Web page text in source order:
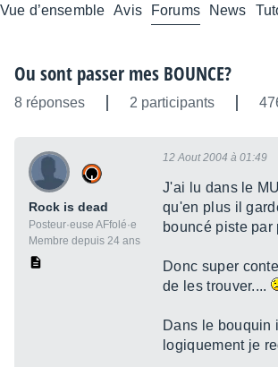
Vue d’ensemble Avis Forums News
Ou sont passer mes BOUNCE?
8 réponses 2 participants
Rock is dead
Posteur·euse AFfolé·e
Membre depuis 24 ans
12 Aout 2004 à 01:49
J'ai lu dans le
qu'en plus il
bouncé piste par
Donc super
de les trouver....
Dans le bouquin
logiquement je